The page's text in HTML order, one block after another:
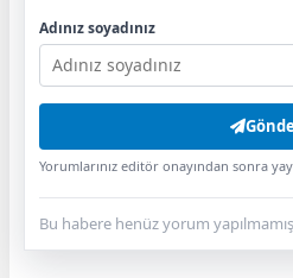
Adınız soyadınız
Yorumlarınız editör onayından sonra
Bu habere henüz yorum